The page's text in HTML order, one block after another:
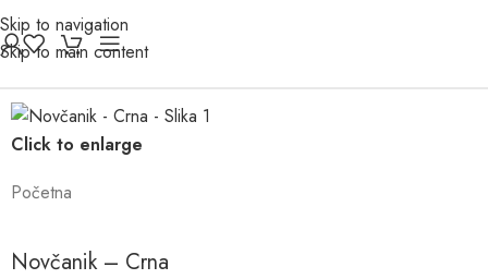
Skip to navigation
Skip to main content
Click to enlarge
Početna
Novčanik – Crna